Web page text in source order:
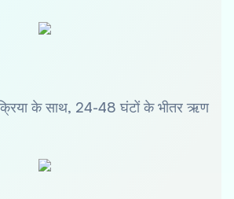
के साथ, 24-48 घंटों के भीतर ऋण